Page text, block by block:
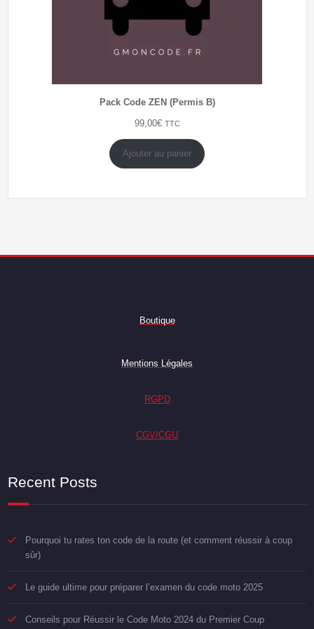
Pack Code ZEN (Permis B)
99,00€ TTC
Ajouter au panier
Boutique
Mentions Légales
RGPD
CGV/CGU
Recent Posts
Pourquoi tu rates ton code de la route (et comment réussir à coup
sûr)
Le guide ultime pour préparer l’examen du code moto 2025
Conseils pour Réussir le Code Moto 2024 du Premier Coup